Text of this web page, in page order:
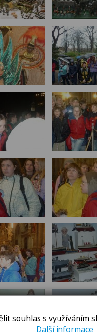
souhlas s využíváním
Další informace